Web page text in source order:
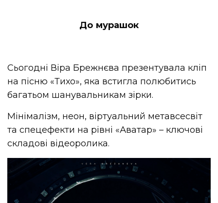
До мурашок
Сьогодні Віра Брежнєва презентувала кліп
на пісню «Тихо», яка встигла полюбитись
багатьом шанувальникам зірки.
Мінімалізм, неон, віртуальний метавсесвіт
та спецефекти на рівні «Аватар» – ключові
складові відеоролика.